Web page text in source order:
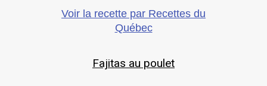
Voir la recette par Recettes du
Québec
Fajitas au poulet